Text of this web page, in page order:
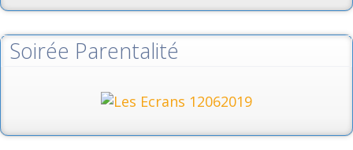
Soirée Parentalité